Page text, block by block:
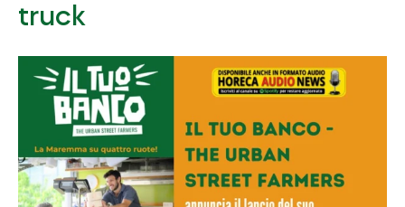
truck